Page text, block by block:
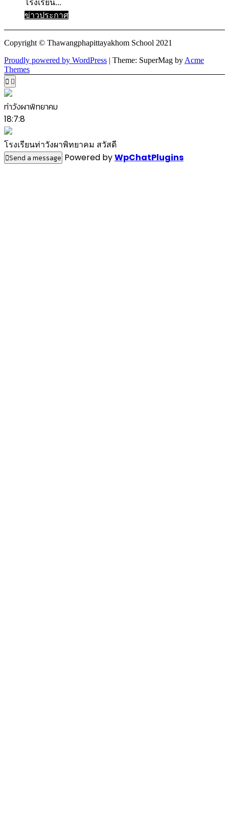
โรงเรียน...
ข่าวประกาศ
Copyright © Thawangphapittayakhom School 2021
Proudly powered by WordPress | Theme: SuperMag by Acme
Themes
ท่าวังผาพิทยาคม
18:7:8
โรงเรียนท่าวังผาพิทยาคม สวัสดี
Send a message Powered byWpChatPlugins